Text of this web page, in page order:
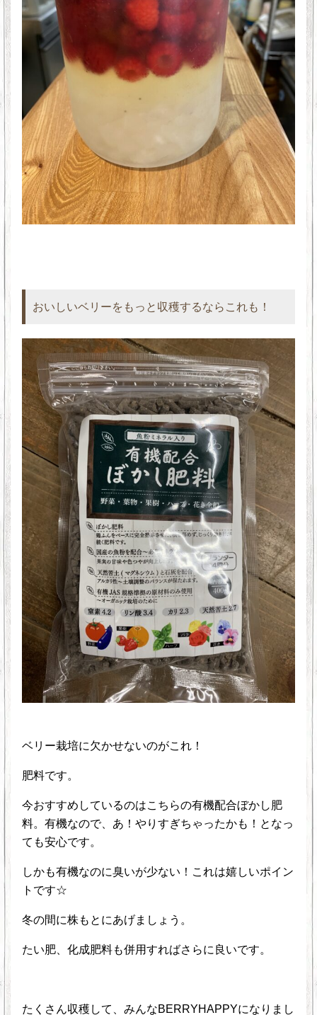
おいしいベリーをもっと収穫するならこれも！
ベリー栽培に欠かせないのがこれ！
肥料です。
今おすすめしているのはこちらの有機配合ぼかし肥
料。有機なので、あ！やりすぎちゃったかも！となっ
ても安心です。
しかも有機なのに臭いが少ない！これは嬉しいポイン
トです☆
冬の間に株もとにあげましょう。
たい肥、化成肥料も併用すればさらに良いです。
たくさん収穫して、みんなBERRYHAPPYになりまし